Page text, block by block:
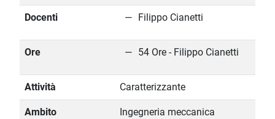
Docenti Filippo Cianetti
Ore 54 Ore - Filippo Cianetti
Attività Caratterizzante
Ambito Ingegneria meccanica